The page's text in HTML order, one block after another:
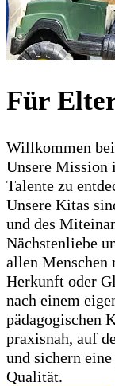
Für
Willkommen
Unsere Mission
Talente zu
Unsere Kitas
und des
Nächstenliebe
allen Menschen
Herkunft oder
nach einem
pädagogischen
praxisnah, auf
und sichern
Qualität.